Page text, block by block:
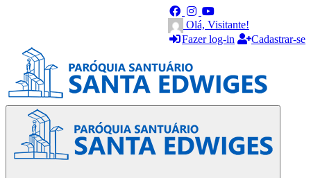
Olá, Visitante!
Fazer log-in
Cadastrar-se